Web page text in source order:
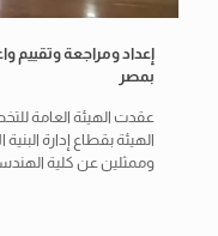
إعداد ومراجعة وتقييم
بمصر
عقدت الهيئة العامة
الهيئة بقطاع إدارة
وممثلين عن كلية